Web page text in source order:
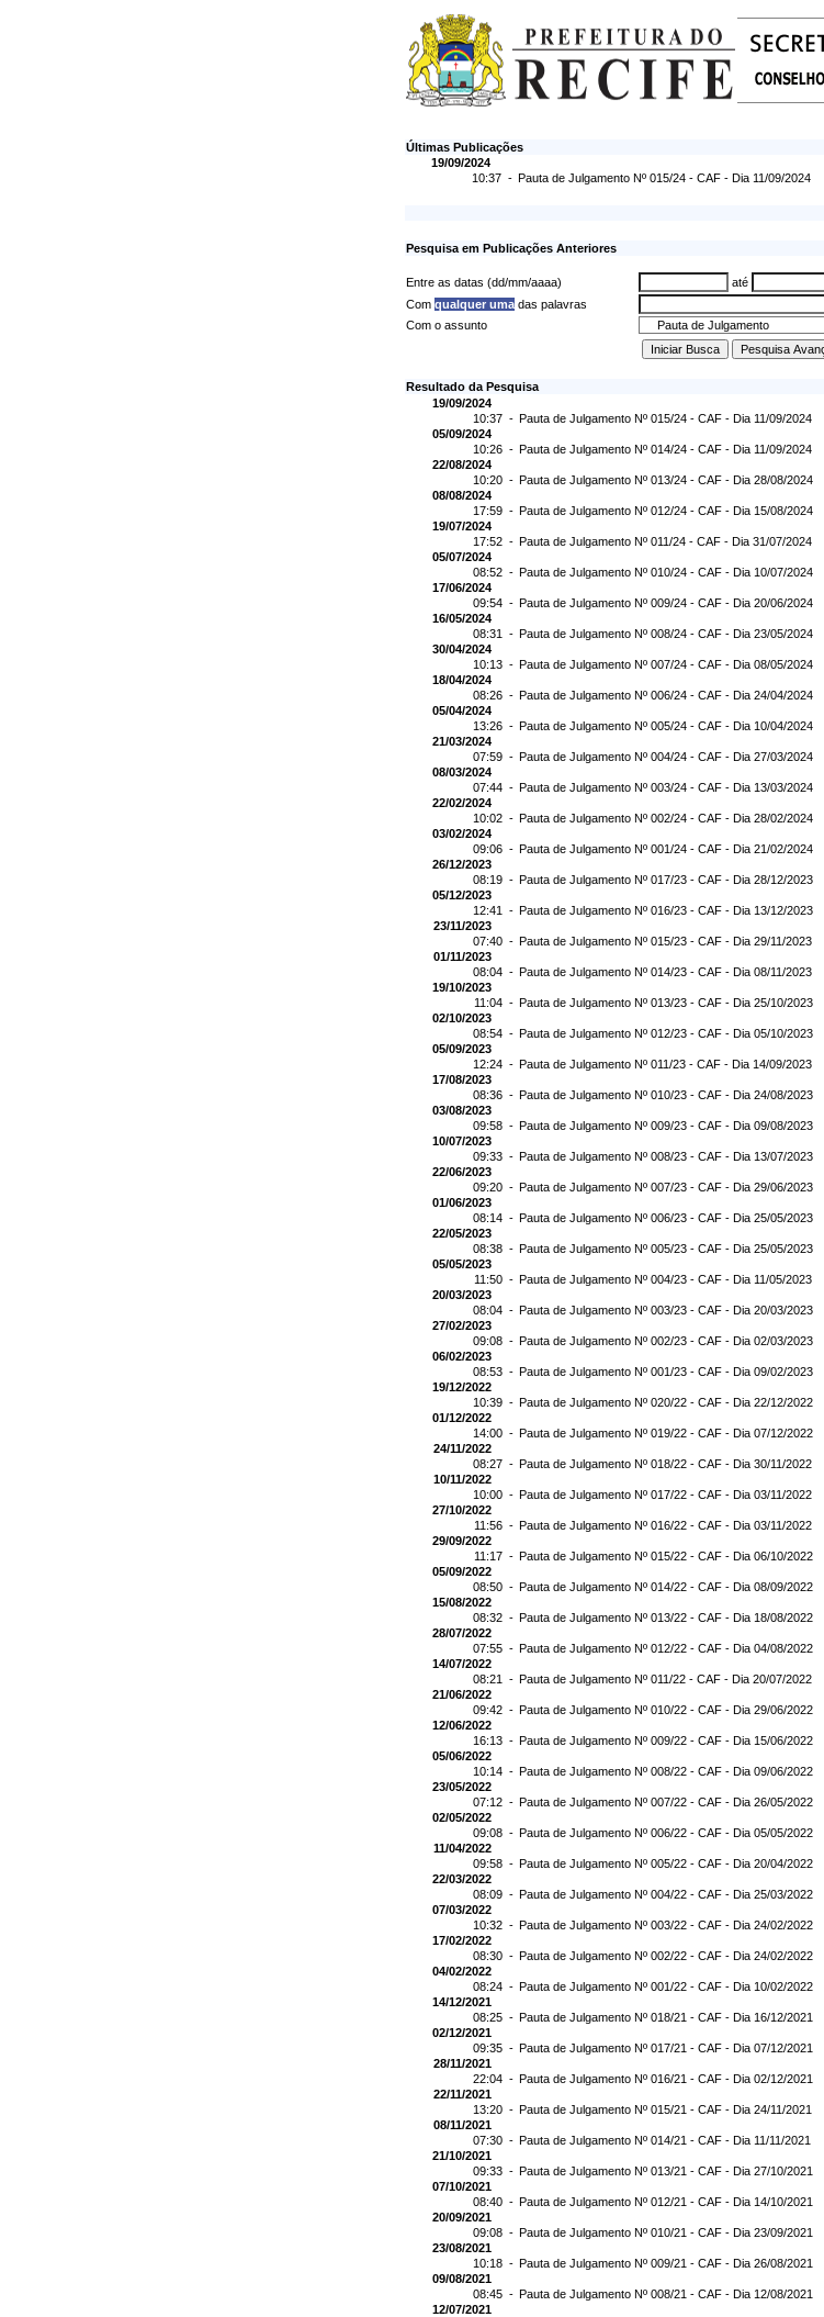
Últimas Publicações
19/09/2024
10:37 - Pauta de Julgamento Nº 015/24 - CAF - Dia 11/09/2024
Pesquisa em Publicações Anteriores
Entre as datas (dd/mm/aaaa)
até
Com qualquer uma das palavras
Com o assunto
Resultado da Pesquisa
19/09/2024
10:37 - Pauta de Julgamento Nº 015/24 - CAF - Dia 11/09/2024
05/09/2024
10:26 - Pauta de Julgamento Nº 014/24 - CAF - Dia 11/09/2024
22/08/2024
10:20 - Pauta de Julgamento Nº 013/24 - CAF - Dia 28/08/2024
08/08/2024
17:59 - Pauta de Julgamento Nº 012/24 - CAF - Dia 15/08/2024
19/07/2024
17:52 - Pauta de Julgamento Nº 011/24 - CAF - Dia 31/07/2024
05/07/2024
08:52 - Pauta de Julgamento Nº 010/24 - CAF - Dia 10/07/2024
17/06/2024
09:54 - Pauta de Julgamento Nº 009/24 - CAF - Dia 20/06/2024
16/05/2024
08:31 - Pauta de Julgamento Nº 008/24 - CAF - Dia 23/05/2024
30/04/2024
10:13 - Pauta de Julgamento Nº 007/24 - CAF - Dia 08/05/2024
18/04/2024
08:26 - Pauta de Julgamento Nº 006/24 - CAF - Dia 24/04/2024
05/04/2024
13:26 - Pauta de Julgamento Nº 005/24 - CAF - Dia 10/04/2024
21/03/2024
07:59 - Pauta de Julgamento Nº 004/24 - CAF - Dia 27/03/2024
08/03/2024
07:44 - Pauta de Julgamento Nº 003/24 - CAF - Dia 13/03/2024
22/02/2024
10:02 - Pauta de Julgamento Nº 002/24 - CAF - Dia 28/02/2024
03/02/2024
09:06 - Pauta de Julgamento Nº 001/24 - CAF - Dia 21/02/2024
26/12/2023
08:19 - Pauta de Julgamento Nº 017/23 - CAF - Dia 28/12/2023
05/12/2023
12:41 - Pauta de Julgamento Nº 016/23 - CAF - Dia 13/12/2023
23/11/2023
07:40 - Pauta de Julgamento Nº 015/23 - CAF - Dia 29/11/2023
01/11/2023
08:04 - Pauta de Julgamento Nº 014/23 - CAF - Dia 08/11/2023
19/10/2023
11:04 - Pauta de Julgamento Nº 013/23 - CAF - Dia 25/10/2023
02/10/2023
08:54 - Pauta de Julgamento Nº 012/23 - CAF - Dia 05/10/2023
05/09/2023
12:24 - Pauta de Julgamento Nº 011/23 - CAF - Dia 14/09/2023
17/08/2023
08:36 - Pauta de Julgamento Nº 010/23 - CAF - Dia 24/08/2023
03/08/2023
09:58 - Pauta de Julgamento Nº 009/23 - CAF - Dia 09/08/2023
10/07/2023
09:33 - Pauta de Julgamento Nº 008/23 - CAF - Dia 13/07/2023
22/06/2023
09:20 - Pauta de Julgamento Nº 007/23 - CAF - Dia 29/06/2023
01/06/2023
08:14 - Pauta de Julgamento Nº 006/23 - CAF - Dia 25/05/2023
22/05/2023
08:38 - Pauta de Julgamento Nº 005/23 - CAF - Dia 25/05/2023
05/05/2023
11:50 - Pauta de Julgamento Nº 004/23 - CAF - Dia 11/05/2023
20/03/2023
08:04 - Pauta de Julgamento Nº 003/23 - CAF - Dia 20/03/2023
27/02/2023
09:08 - Pauta de Julgamento Nº 002/23 - CAF - Dia 02/03/2023
06/02/2023
08:53 - Pauta de Julgamento Nº 001/23 - CAF - Dia 09/02/2023
19/12/2022
10:39 - Pauta de Julgamento Nº 020/22 - CAF - Dia 22/12/2022
01/12/2022
14:00 - Pauta de Julgamento Nº 019/22 - CAF - Dia 07/12/2022
24/11/2022
08:27 - Pauta de Julgamento Nº 018/22 - CAF - Dia 30/11/2022
10/11/2022
10:00 - Pauta de Julgamento Nº 017/22 - CAF - Dia 03/11/2022
27/10/2022
11:56 - Pauta de Julgamento Nº 016/22 - CAF - Dia 03/11/2022
29/09/2022
11:17 - Pauta de Julgamento Nº 015/22 - CAF - Dia 06/10/2022
05/09/2022
08:50 - Pauta de Julgamento Nº 014/22 - CAF - Dia 08/09/2022
15/08/2022
08:32 - Pauta de Julgamento Nº 013/22 - CAF - Dia 18/08/2022
28/07/2022
07:55 - Pauta de Julgamento Nº 012/22 - CAF - Dia 04/08/2022
14/07/2022
08:21 - Pauta de Julgamento Nº 011/22 - CAF - Dia 20/07/2022
21/06/2022
09:42 - Pauta de Julgamento Nº 010/22 - CAF - Dia 29/06/2022
12/06/2022
16:13 - Pauta de Julgamento Nº 009/22 - CAF - Dia 15/06/2022
05/06/2022
10:14 - Pauta de Julgamento Nº 008/22 - CAF - Dia 09/06/2022
23/05/2022
07:12 - Pauta de Julgamento Nº 007/22 - CAF - Dia 26/05/2022
02/05/2022
09:08 - Pauta de Julgamento Nº 006/22 - CAF - Dia 05/05/2022
11/04/2022
09:58 - Pauta de Julgamento Nº 005/22 - CAF - Dia 20/04/2022
22/03/2022
08:09 - Pauta de Julgamento Nº 004/22 - CAF - Dia 25/03/2022
07/03/2022
10:32 - Pauta de Julgamento Nº 003/22 - CAF - Dia 24/02/2022
17/02/2022
08:30 - Pauta de Julgamento Nº 002/22 - CAF - Dia 24/02/2022
04/02/2022
08:24 - Pauta de Julgamento Nº 001/22 - CAF - Dia 10/02/2022
14/12/2021
08:25 - Pauta de Julgamento Nº 018/21 - CAF - Dia 16/12/2021
02/12/2021
09:35 - Pauta de Julgamento Nº 017/21 - CAF - Dia 07/12/2021
28/11/2021
22:04 - Pauta de Julgamento Nº 016/21 - CAF - Dia 02/12/2021
22/11/2021
13:20 - Pauta de Julgamento Nº 015/21 - CAF - Dia 24/11/2021
08/11/2021
07:30 - Pauta de Julgamento Nº 014/21 - CAF - Dia 11/11/2021
21/10/2021
09:33 - Pauta de Julgamento Nº 013/21 - CAF - Dia 27/10/2021
07/10/2021
08:40 - Pauta de Julgamento Nº 012/21 - CAF - Dia 14/10/2021
20/09/2021
09:08 - Pauta de Julgamento Nº 010/21 - CAF - Dia 23/09/2021
23/08/2021
10:18 - Pauta de Julgamento Nº 009/21 - CAF - Dia 26/08/2021
09/08/2021
08:45 - Pauta de Julgamento Nº 008/21 - CAF - Dia 12/08/2021
12/07/2021